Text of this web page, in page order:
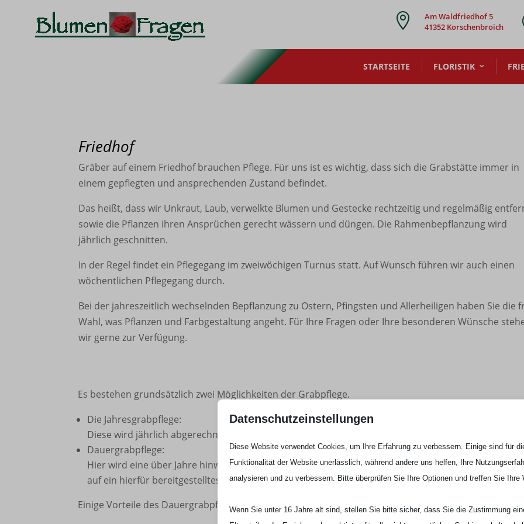

Am Waldfriedhof 5
41352 Korschenbroich
STARTSEITE FLORISTIK
Friedhof
Gräber auf einem Friedhof brauchen Pflege. Für uns ist es wichtig, dass sich die Grabstätte immer in
einem gepflegten und ansprechenden Zustand befindet.
Das heißt, dass wir Unkraut, Laub, verwelkte Blumen und Gestecke rechtzeitig und regelmäßig
sowie die Pflanzen ihren Ansprüchen gerecht wässern und düngen. Die Rahmenbepflanzung wird
jährlich geschnitten.
In der Regel findet ein Pflegegang im zweiwöchigen Turnus statt. Auf Wunsch führen wir auch einen
wöchentlichen Pflegegang durch.
Bei der jahreszeitlich wechselnden Bepflanzung zu Ostern, Pfingsten und Allerheiligen haben Sie die
Wahl, was Pflanzen und Farbgestaltung angeht. Für Ihre Fragen oder Ihre besonderen Wünsche
wir gerne zur Verfügung.
Es bestehen grundsätzlich zwei Möglichkeiten der Grabpflege.
Die Jahresgrabpflege:
Diese wird jährlich abgerechnet und ist jederzeit kündbar.
Dauergrabpflege:
Hier wird eine über Jahre hinweg – bis zum Ablauf des Nutzungsrechts – genau definierte
auf ein hierfür bereitgestelltes Konto der rheinischenTreuhandstelle für Dauergrabpflege
Einige Vorteile des Dauergrabpflegevertrags im Überblick:
Datenschutzeinstellungen
Diese Website verwendet Cookies, um Ihre Erfahrung zu verbessern. Einige sind für
Funktionalität der Website unerlässlich, während andere uns helfen, Ihre
analysieren und zu verbessern. Bitte überprüfen Sie Ihre Optionen und treffen Sie Ihre
Wenn Sie unter 16 Jahre alt sind, stellen Sie bitte sicher, dass Sie die Zustimmung